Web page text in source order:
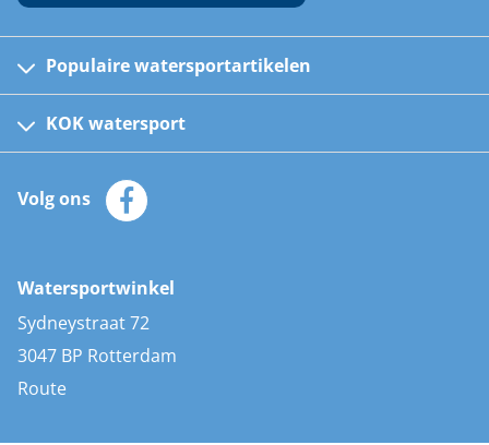
Populaire watersportartikelen
Kinder reddingsvesten
Automatische reddingsvesten
Zeilkleding
Zonnepanelen
AIS transponders
Stootwillen en fenders
Bootkussens
Zwemtrappen
KOK watersport
Klantenservice
Merken
Volg ons
Watersportwinkel
Sydneystraat 72
3047 BP Rotterdam
Route